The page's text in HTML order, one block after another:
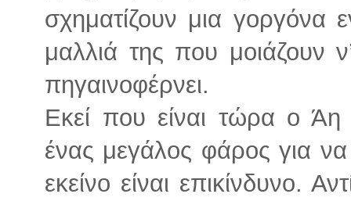
σχηματίζουν μια γοργόνα
μαλλιά της που μοιάζουν
πηγαινοφέρνει.
Εκεί που είναι τώρα ο
ένας μεγάλος φάρος για να
εκείνο είναι επικίνδυνο.